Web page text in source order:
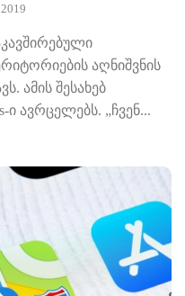
აღნიშვნის
ამის შესახებ
ი ავრცელებს. „ჩვენ...